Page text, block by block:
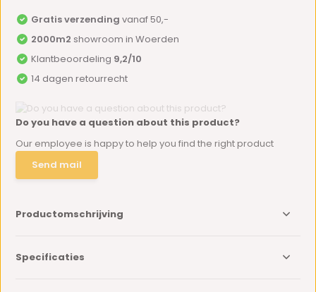
Gratis verzending vanaf 50,-
2000m2 showroom in Woerden
Klantbeoordeling 9,2/10
14 dagen retourrecht
Do you have a question about this product?
Our employee is happy to help you find the right product
Send mail
Productomschrijving
Specificaties